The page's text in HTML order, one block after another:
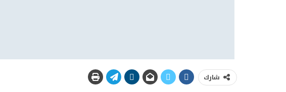
شارك